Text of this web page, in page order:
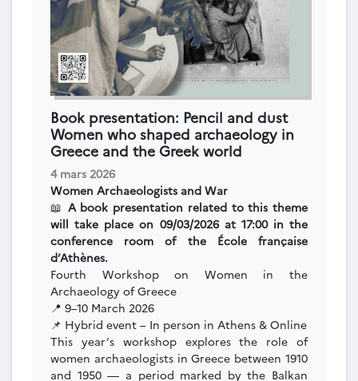
Book presentation: Pencil and dust
Women who shaped archaeology in
Greece and the Greek world
4 mars 2026
Women Archaeologists and War
📖 A book presentation related to this theme
will take place on 09/03/2026 at 17:00 in the
conference room of the École française
d’Athènes.
Fourth Workshop on Women in the
Archaeology of Greece
📍 9–10 March 2026
📌 Hybrid event – In person in Athens & Online
This year’s workshop explores the role of
women archaeologists in Greece between 1910
and 1950 — a period marked by the Balkan